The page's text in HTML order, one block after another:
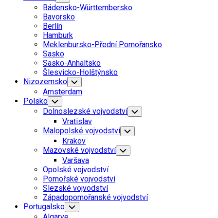
Child
Menu
Bádensko-Württembersko
Bavorsko
Berlín
Hamburk
Meklenbursko-Přední Pomořansko
Sasko
Sasko-Anhaltsko
Šlesvicko-Holštýnsko
Nizozemsko Toggle
Child
Menu
Amsterdam
Polsko Toggle
Child
Menu
Dolnoslezské vojvodství Toggle
Child
Menu
Vratislav
Malopolské vojvodství Toggle
Child
Menu
Krakov
Mazovské vojvodství Toggle
Child
Varšava
Opolské vojvodství
Pomořské vojvodství
Slezské vojvodství
Západopomořanské vojvodství
Portugalsko Toggle
Child